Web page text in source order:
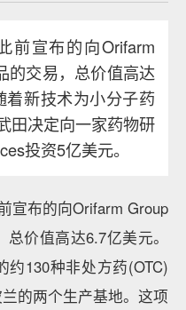
前宣布的向Orifarm
的交易，总价值高达
新技术为小分子药
田决定向一家药物研
投资5亿美元。
宣布的向Orifarm Group
价值高达6.7亿美元。
130种非处方药(OTC)
的两个生产基地。这项